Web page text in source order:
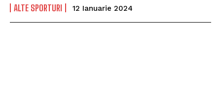
ALTE SPORTURI 12 Ianuarie 2024